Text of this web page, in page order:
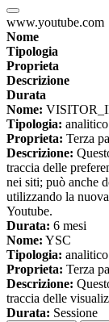
www.youtube.com
Nome
Tipologia
Proprieta
Descrizione
Durata
Nome:
Tipologia: analitico
Proprieta: Terza
Descrizione:
traccia delle
nei siti; può anche
utilizzando la
Youtube.
Durata: 6 mesi
Nome: YSC
Tipologia: analitico
Proprieta: Terza
Descrizione:
traccia delle
Durata: Sessione